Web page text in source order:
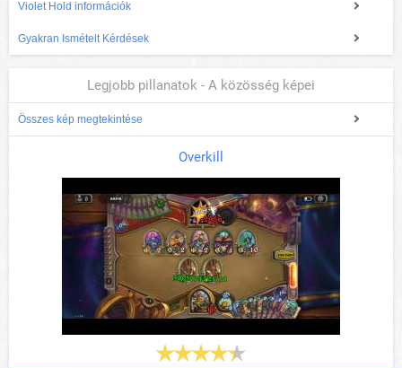
Violet Hold információk
Gyakran Ismételt Kérdések
Legjobb pillanatok - A közösség képei
Összes kép megtekintése
Overkill